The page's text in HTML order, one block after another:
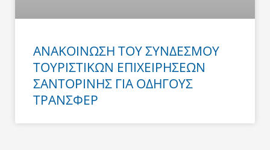
ΑΝΑΚΟΙΝΩΣΗ ΤΟΥ ΣΥΝΔΕΣΜΟΥ
ΤΟΥΡΙΣΤΙΚΩΝ ΕΠΙΧΕΙΡΗΣΕΩΝ
ΣΑΝΤΟΡΙΝΗΣ ΓΙΑ ΟΔΗΓΟΥΣ
ΤΡΑΝΣΦΕΡ